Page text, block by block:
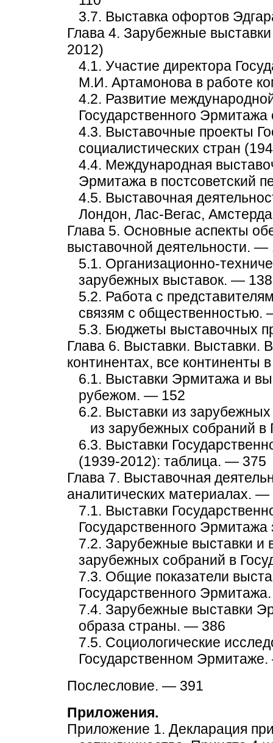
3.7. Выставка офортов
Глава 4. Зарубежные
2012)
4.1. Участие директора
М.И. Артамонова в работе
4.2. Развитие
Государственного
4.3. Выставочные проекты
социалистических стран
4.4. Международная
Эрмитажа в постсоветский
4.5. Выставочная
Лондон, Лас-Вегас,
Глава 5. Основные аспекты
выставочной деятельности. —
5.1. Организационно-
зарубежных выставок. — 138
5.2. Работа с
связям с общественностью.
5.3. Бюджеты выставочных
Глава 6. Выставки. Выставки.
континентах, все
6.1. Выставки Эрмитажа и
рубежом. — 152
6.2. Выставки из
из зарубежных собраний
6.3. Выставки
(1939-2012): таблица. — 375
Глава 7. Выставочная
аналитических материалах. —
7.1. Выставки
Государственного
7.2. Зарубежные выставки и
зарубежных собраний в
7.3. Общие показатели
Государственного
7.4. Зарубежные выставки
образа страны. — 386
7.5. Социологические
Государственном
Послесловие. — 391
Приложения.
Приложение 1. Декларация